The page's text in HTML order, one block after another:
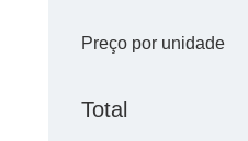
Preço por unidade
Total